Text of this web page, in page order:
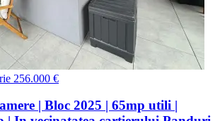
256.000 €
| Bloc 2025 | 65mp utili |